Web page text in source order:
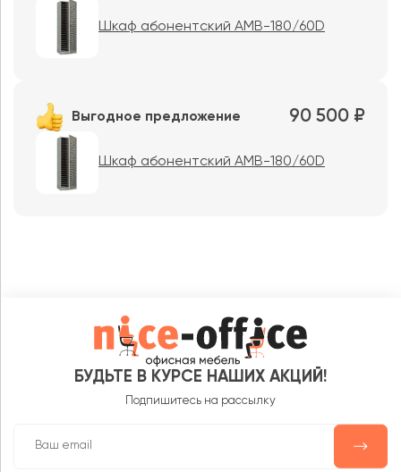
Шкаф абонентский AMB-180/60D
Выгодное предложение 90 500 ₽
Шкаф абонентский AMB-180/60D
БУДЬТЕ В КУРСЕ НАШИХ АКЦИЙ!
Подпишитесь на рассылку